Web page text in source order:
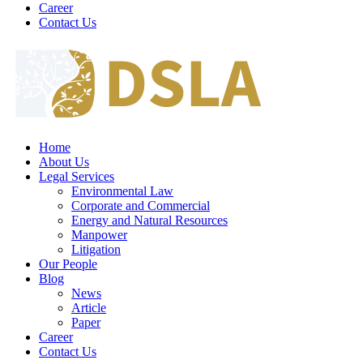
Career
Contact Us
Home
About Us
Legal Services
Environmental Law
Corporate and Commercial
Energy and Natural Resources
Manpower
Litigation
Our People
Blog
News
Article
Paper
Career
Contact Us